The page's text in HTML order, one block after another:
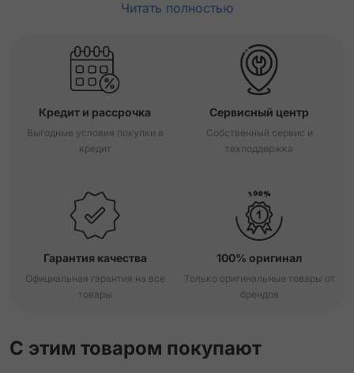
Читать полностью
Кредит и рассрочка
Выгодные условия покупки в
кредит
Сервисный центр
Собственный сервис и
техподдержка
Гарантия качества
Официальная гарантия на все
товары
100% оригинал
Только оригинальные товары от
брендов
С этим товаром покупают